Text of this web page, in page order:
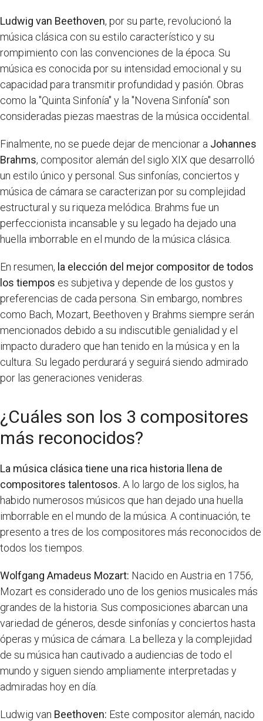
Ludwig van Beethoven, por su parte, revolucionó la
música clásica con su estilo característico y su
rompimiento con las convenciones de la época. Su
música es conocida por su intensidad emocional y su
capacidad para transmitir profundidad y pasión. Obras
como la "Quinta Sinfonía" y la "Novena Sinfonía" son
consideradas piezas maestras de la música occidental.
Finalmente, no se puede dejar de mencionar a Johannes
Brahms, compositor alemán del siglo XIX que desarrolló
un estilo único y personal. Sus sinfonías, conciertos y
música de cámara se caracterizan por su complejidad
estructural y su riqueza melódica. Brahms fue un
perfeccionista incansable y su legado ha dejado una
huella imborrable en el mundo de la música clásica.
En resumen, la elección del mejor compositor de todos
los tiempos es subjetiva y depende de los gustos y
preferencias de cada persona. Sin embargo, nombres
como Bach, Mozart, Beethoven y Brahms siempre serán
mencionados debido a su indiscutible genialidad y el
impacto duradero que han tenido en la música y en la
cultura. Su legado perdurará y seguirá siendo admirado
por las generaciones venideras.
¿Cuáles son los 3 compositores
más reconocidos?
La música clásica tiene una rica historia llena de
compositores talentosos. A lo largo de los siglos, ha
habido numerosos músicos que han dejado una huella
imborrable en el mundo de la música. A continuación, te
presento a tres de los compositores más reconocidos de
todos los tiempos.
Wolfgang Amadeus Mozart: Nacido en Austria en 1756,
Mozart es considerado uno de los genios musicales más
grandes de la historia. Sus composiciones abarcan una
variedad de géneros, desde sinfonías y conciertos hasta
óperas y música de cámara. La belleza y la complejidad
de su música han cautivado a audiencias de todo el
mundo y siguen siendo ampliamente interpretadas y
admiradas hoy en día.
Ludwig van Beethoven: Este compositor alemán, nacido